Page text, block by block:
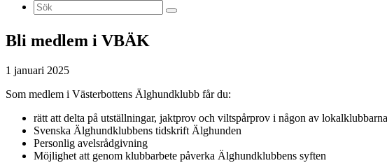
Bli medlem i VBÄK
1 januari 2025
Som medlem i Västerbottens Älghundklubb får du:
rätt att delta på utställningar, jaktprov och viltspårprov i någon av lokalklubbarna
Svenska Älghundklubbens tidskrift Älghunden
Personlig avelsrådgivning
Möjlighet att genom klubbarbete påverka Älghundklubbens syften